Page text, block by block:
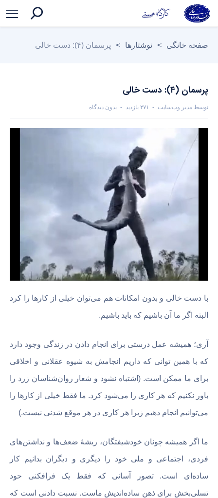
صفحه خانگی > نوشتارها > پرسمان (۴): دست خالی
پرسمان (۴): دست خالی
توسط مدیر وب‌سایت ۲۷۱ بازدید بدون دیدگاه
با دست ‌خالی و بدون امکانات هم می‌توان خیلی از کارها را کرد
البته اگر ما آن باشیم که باید باشیم.
آری؛ همیشه عمل درستی برای انجام دادن در زندگی وجود دارد
که با همین توانی که داریم انجامش به شیوه عقلانی و اخلاقی
برای ما ممکن است. (اشتباه نشود و شعار روان‌شناسان زرد را
باور نکنیم که هر کاری را می‌شود کرد. ما فقط خیلی از کارها را
می‌توانیم انجام دهیم زیرا هر کاری در هر موقع شدنی نیست.)
ما اگر همیشه چونان خودشیفتگان، ریشۀ ضعف‌ها و نداشتن‌های
فردی، اجتماعی و ملی خود را دیگری و دیگران بدانیم کار
ساده‌ای است. تصور آسانی که فقط یک فرافکنی حود
تسلی‌بخش برای ذهن ساده‌اندیش ماست. نسبت دادنی است که